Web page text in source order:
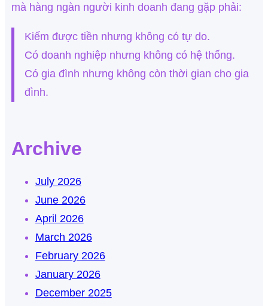
mà hàng ngàn người kinh doanh đang gặp phải:
Kiếm được tiền nhưng không có tự do.
Có doanh nghiệp nhưng không có hệ thống.
Có gia đình nhưng không còn thời gian cho gia
đình.
Archive
July 2026
June 2026
April 2026
March 2026
February 2026
January 2026
December 2025